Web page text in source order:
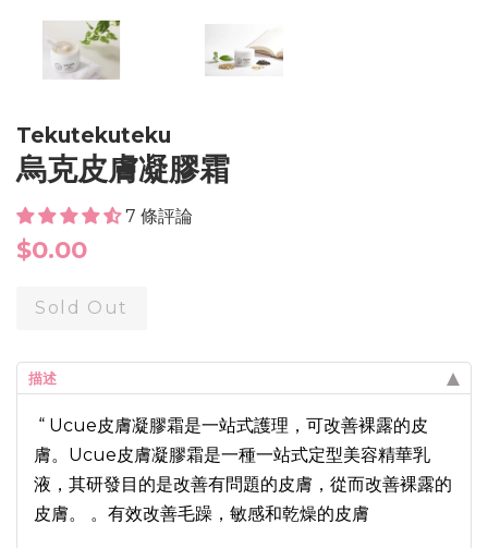
Tekutekuteku
烏克皮膚凝膠霜
7 條評論
Regular
$0.00
Sold Out
描述
“ Ucue皮膚凝膠霜是一站式護理，可改善裸露的皮
膚。Ucue皮膚凝膠霜是一種一站式定型美容精華乳
液，其研發目的是改善有問題的皮膚，從而改善裸露的
皮膚。 。有效改善毛躁，敏感和乾燥的皮膚